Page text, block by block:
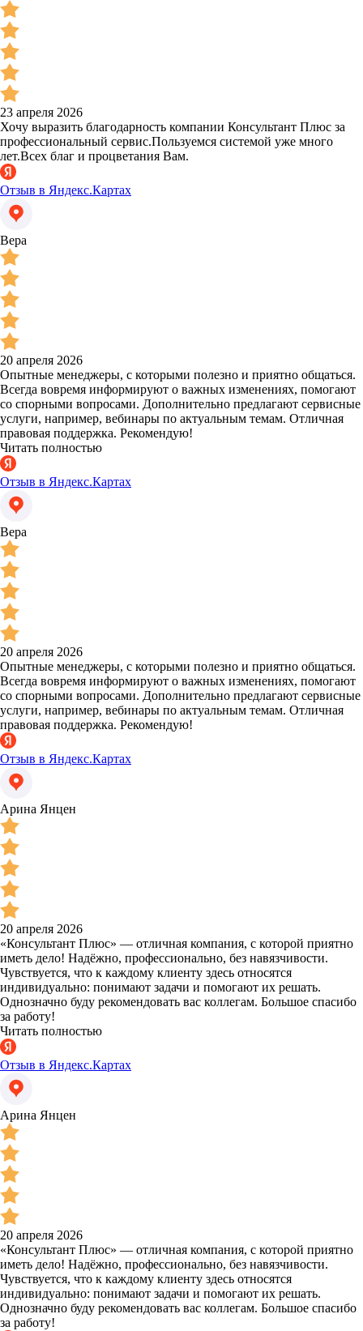
23 апреля 2026
Хочу выразить благодарность компании Консультант Плюс за
профессиональный сервис.Пользуемся системой уже много
лет.Всех благ и процветания Вам.
Отзыв в Яндекс.Картах
Вера
20 апреля 2026
Опытные менеджеры, с которыми полезно и приятно общаться.
Всегда вовремя информируют о важных изменениях, помогают
со спорными вопросами. Дополнительно предлагают сервисные
услуги, например, вебинары по актуальным темам. Отличная
правовая поддержка. Рекомендую!
Читать полностью
Отзыв в Яндекс.Картах
Вера
20 апреля 2026
Опытные менеджеры, с которыми полезно и приятно общаться.
Всегда вовремя информируют о важных изменениях, помогают
со спорными вопросами. Дополнительно предлагают сервисные
услуги, например, вебинары по актуальным темам. Отличная
правовая поддержка. Рекомендую!
Отзыв в Яндекс.Картах
Арина Янцен
20 апреля 2026
«Консультант Плюс» — отличная компания, с которой приятно
иметь дело! Надёжно, профессионально, без навязчивости.
Чувствуется, что к каждому клиенту здесь относятся
индивидуально: понимают задачи и помогают их решать.
Однозначно буду рекомендовать вас коллегам. Большое спасибо
за работу!
Читать полностью
Отзыв в Яндекс.Картах
Арина Янцен
20 апреля 2026
«Консультант Плюс» — отличная компания, с которой приятно
иметь дело! Надёжно, профессионально, без навязчивости.
Чувствуется, что к каждому клиенту здесь относятся
индивидуально: понимают задачи и помогают их решать.
Однозначно буду рекомендовать вас коллегам. Большое спасибо
за работу!